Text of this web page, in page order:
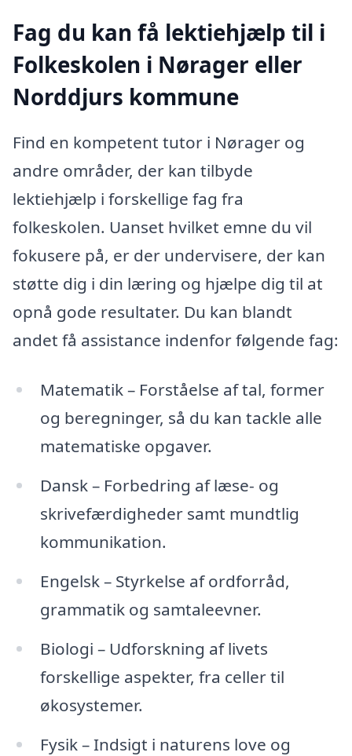
Fag du kan få lektiehjælp til i
Folkeskolen i Nørager eller
Norddjurs kommune
Find en kompetent tutor i Nørager og
andre områder, der kan tilbyde
lektiehjælp i forskellige fag fra
folkeskolen. Uanset hvilket emne du vil
fokusere på, er der undervisere, der kan
støtte dig i din læring og hjælpe dig til at
opnå gode resultater. Du kan blandt
andet få assistance indenfor følgende fag:
Matematik – Forståelse af tal, former
og beregninger, så du kan tackle alle
matematiske opgaver.
Dansk – Forbedring af læse- og
skrivefærdigheder samt mundtlig
kommunikation.
Engelsk – Styrkelse af ordforråd,
grammatik og samtaleevner.
Biologi – Udforskning af livets
forskellige aspekter, fra celler til
økosystemer.
Fysik – Indsigt i naturens love og